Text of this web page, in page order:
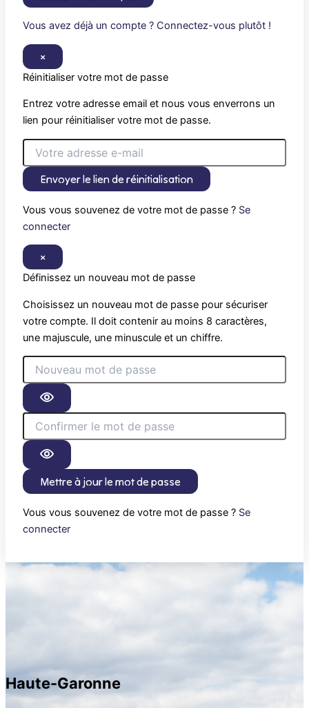
Vous avez déjà un compte ? Connectez-vous plutôt !
×
Réinitialiser votre mot de passe
Entrez votre adresse email et nous vous enverrons un
lien pour réinitialiser votre mot de passe.
Envoyer le lien de réinitialisation
Vous vous souvenez de votre mot de passe ? Se
connecter
×
Définissez un nouveau mot de passe
Choisissez un nouveau mot de passe pour sécuriser
votre compte. Il doit contenir au moins 8 caractères,
une majuscule, une minuscule et un chiffre.
Mettre à jour le mot de passe
Vous vous souvenez de votre mot de passe ? Se
connecter
Haute-Garonne